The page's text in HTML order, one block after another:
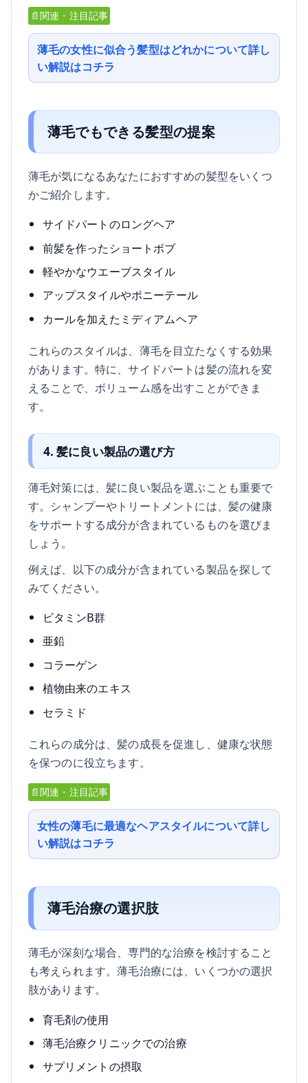
📄関連・注目記事
薄毛の女性に似合う髪型はどれかについて詳し
い解説はコチラ
薄毛でもできる髪型の提案
薄毛が気になるあなたにおすすめの髪型をいくつ
かご紹介します。
サイドパートのロングヘア
前髪を作ったショートボブ
軽やかなウエーブスタイル
アップスタイルやポニーテール
カールを加えたミディアムヘア
これらのスタイルは、薄毛を目立たなくする効果
があります。特に、サイドパートは髪の流れを変
えることで、ボリューム感を出すことができま
す。
4. 髪に良い製品の選び方
薄毛対策には、髪に良い製品を選ぶことも重要で
す。シャンプーやトリートメントには、髪の健康
をサポートする成分が含まれているものを選びま
しょう。
例えば、以下の成分が含まれている製品を探して
みてください。
ビタミンB群
亜鉛
コラーゲン
植物由来のエキス
セラミド
これらの成分は、髪の成長を促進し、健康な状態
を保つのに役立ちます。
📄関連・注目記事
女性の薄毛に最適なヘアスタイルについて詳し
い解説はコチラ
薄毛治療の選択肢
薄毛が深刻な場合、専門的な治療を検討すること
も考えられます。薄毛治療には、いくつかの選択
肢があります。
育毛剤の使用
薄毛治療クリニックでの治療
サプリメントの摂取